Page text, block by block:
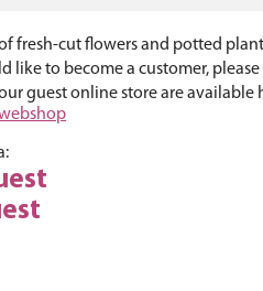
fresh-cut flowers and potted
like to become a customer,
guest online store are available